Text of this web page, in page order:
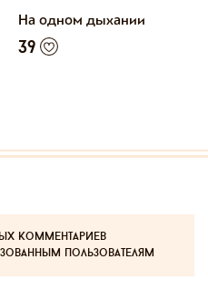
На одном дыхании
39
комментариев
пользователям